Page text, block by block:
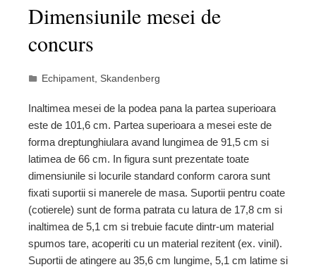
Dimensiunile mesei de
concurs
Echipament Skandenberg
Inaltimea mesei de la podea pana la partea superioara
este de 101,6 cm. Partea superioara a mesei este de
forma dreptunghiulara avand lungimea de 91,5 cm si
latimea de 66 cm. In figura sunt prezentate toate
dimensiunile si locurile standard conform carora sunt
fixati suportii si manerele de masa. Suportii pentru coate
(cotierele) sunt de forma patrata cu latura de 17,8 cm si
inaltimea de 5,1 cm si trebuie facute dintr-um material
spumos tare, acoperiti cu un material rezitent (ex. vinil).
Suportii de atingere au 35,6 cm lungime, 5,1 cm latime si